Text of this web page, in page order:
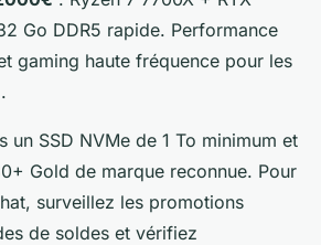
Go DDR5 rapide. Performance
gaming haute fréquence pour les
un SSD NVMe de 1 To minimum et
Gold de marque reconnue. Pour
surveillez les promotions
de soldes et vérifiez